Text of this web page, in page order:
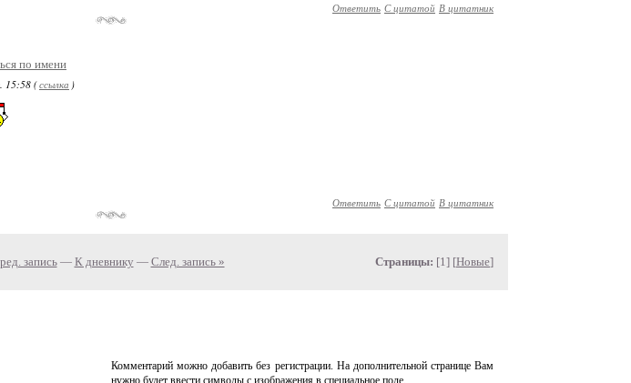
Ответить С цитатой В цитатник
по имени
15:58 (ссылка )
Ответить С цитатой В цитатник
запись— К дневнику — След. запись » Страницы: [1] [Новые]
Комментарий можно добавить без регистрации. На дополнительной странице Вам
нужно будет ввести символы с изображения в специальное поле.